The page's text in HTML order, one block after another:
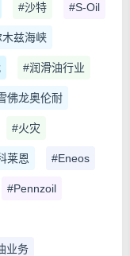
#沙特 #S-Oil
兹海峡
#润滑油行业
佛龙奥伦耐
#火灾
莱恩 #Eneos
#Pennzoil
业务